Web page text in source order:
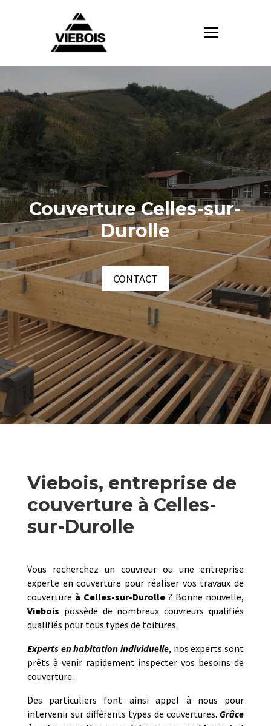
Couverture Celles-sur-
Durolle
CONTACT
Viebois, entreprise de
couverture à Celles-
sur-Durolle
Vous recherchez un couvreur ou une entreprise
experte en couverture pour réaliser vos travaux de
couverture à Celles-sur-Durolle? Bonne nouvelle,
Viebois possède de nombreux couvreurs qualifiés
qualifiés pour tous types de toitures.
Experts en habitation individuelle, nos experts sont
prêts à venir rapidement inspecter vos besoins de
couverture.
Des particuliers font ainsi appel à nous pour
intervenir sur différents types de couvertures. Grâce